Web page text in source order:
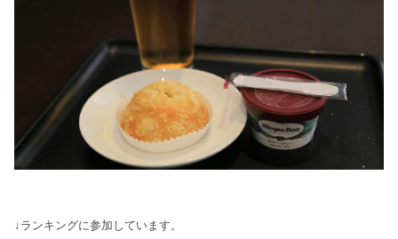
↓ランキングに参加しています。